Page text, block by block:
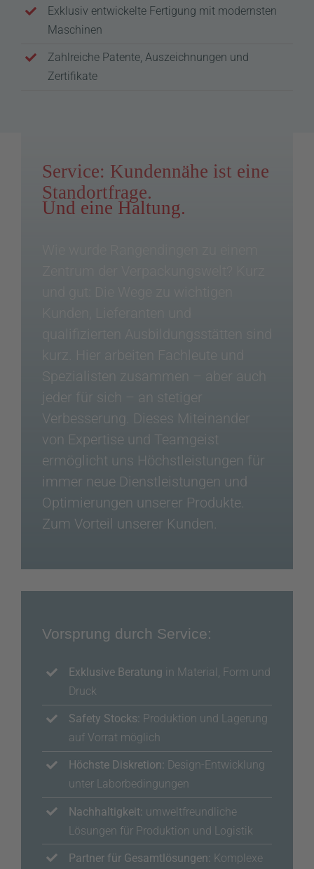
Exklusiv entwickelte Fertigung mit modernsten
Maschinen
Zahlreiche Patente, Auszeichnungen und
Zertifikate
Service: Kundennähe ist eine
Standortfrage.
Und eine Haltung.
kurz. Hier arbeiten Fachleute und
Spezialisten zusammen – aber auch
jeder für sich – an stetiger
Verbesserung. Dieses Miteinander
von Expertise und Teamgeist
ermöglicht uns Höchstleistungen für
immer neue Dienstleistungen und
Optimierungen unserer Produkte.
Zum Vorteil unserer Kunden.
Vorsprung durch Service:
Exklusive Beratung in Material, Form und
Druck
Safety Stocks: Produktion und Lagerung
auf Vorrat möglich
Höchste Diskretion: Design-Entwicklung
unter Laborbedingungen
Nachhaltigkeit: umweltfreundliche
Lösungen für Produktion und Logistik
Partner für Gesamtlösungen: Komplexe